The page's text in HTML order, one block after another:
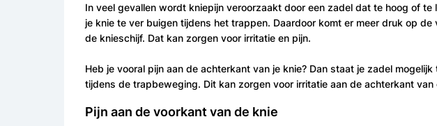
In veel gevallen wordt kniepijn veroorzaakt door een zadel dat te hoog of
je knie te ver buigen tijdens het trappen. Daardoor komt er meer druk op
de knieschijf. Dat kan zorgen voor irritatie en pijn.
Heb je vooral pijn aan de achterkant van je knie? Dan staat je zadel
tijdens de trapbeweging. Dit kan zorgen voor irritatie aan de achterkant
Pijn aan de voorkant van de knie